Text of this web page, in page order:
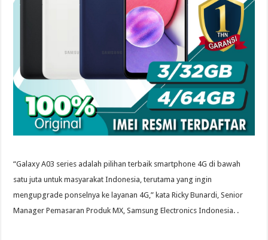
“Galaxy A03 series adalah pilihan terbaik smartphone 4G di bawah
satu juta untuk masyarakat Indonesia, terutama yang ingin
mengupgrade ponselnya ke layanan 4G,” kata Ricky Bunardi, Senior
Manager Pemasaran Produk MX, Samsung Electronics Indonesia. .